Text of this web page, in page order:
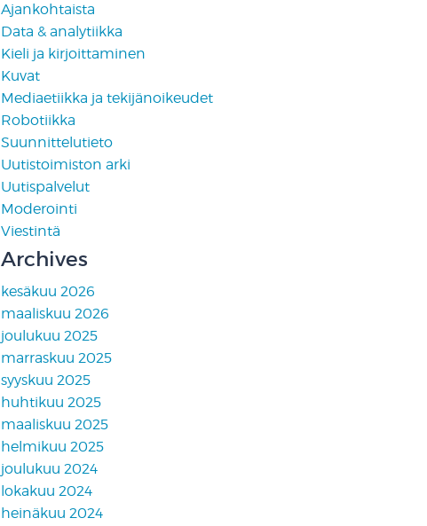
Ajankohtaista
Data & analytiikka
Kieli ja kirjoittaminen
Kuvat
Mediaetiikka ja tekijänoikeudet
Robotiikka
Suunnittelutieto
Uutistoimiston arki
Uutispalvelut
Moderointi
Viestintä
Archives
kesäkuu 2026
maaliskuu 2026
joulukuu 2025
marraskuu 2025
syyskuu 2025
huhtikuu 2025
maaliskuu 2025
helmikuu 2025
joulukuu 2024
lokakuu 2024
heinäkuu 2024